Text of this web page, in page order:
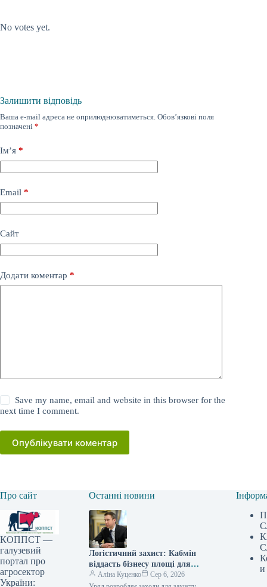
No votes yet.
Залишити відповідь
Ваша e-mail адреса не оприлюднюватиметься. Обов’язкові поля
позначені *
Ім’я *
Email *
Сайт
Додати коментар *
Save my name, email and website in this browser for the
next time I comment.
Опублікувати коментар
Про сайт
КОППСТ —
галузевий
портал про
агросектор
України:
Останні новини
Логістичний захист: Кабмін
віддасть бізнесу площі для
зберігання
Аліна Куценко
Сер 6, 2026
и